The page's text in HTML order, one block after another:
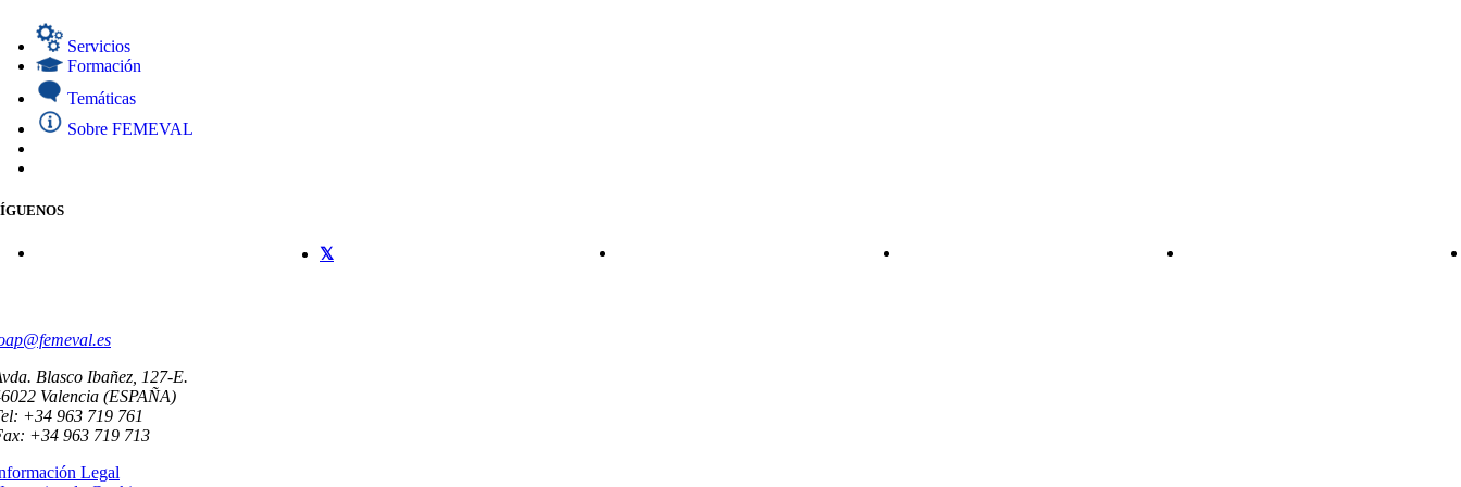
Servicios
Formación
Temáticas
Sobre FEMEVAL
Blasco Ibañez, 127-E.
Valencia (ESPAÑA)
+34 963 719 761
+34 963 719 713
Legal